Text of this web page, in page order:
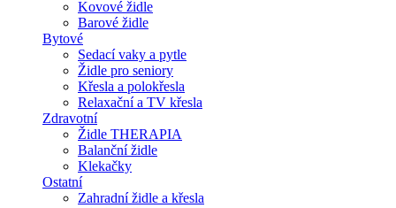
Kovové židle
Barové židle
Bytové
Sedací vaky a pytle
Židle pro seniory
Křesla a polokřesla
Relaxační a TV křesla
Zdravotní
Židle THERAPIA
Balanční židle
Klekačky
Ostatní
Zahradní židle a křesla